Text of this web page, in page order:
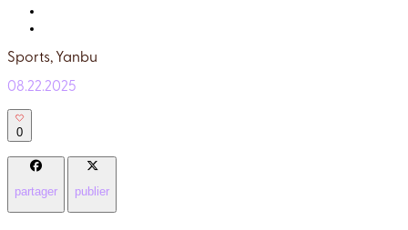
Sports, Yanbu
08.22.2025
0
partager publier